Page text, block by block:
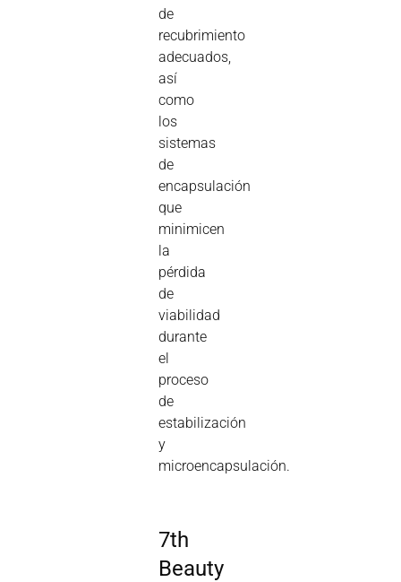
de
recubrimiento
adecuados,
así
como
los
sistemas
de
encapsulación
que
minimicen
la
pérdida
de
viabilidad
durante
el
proceso
de
estabilización
y
microencapsulación.
7th
Beauty